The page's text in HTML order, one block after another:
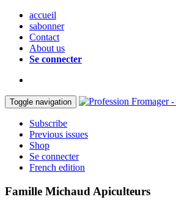
accueil
sabonner
Contact
About us
Se connecter
Toggle navigation
Subscribe
Previous issues
Shop
Se connecter
French edition
Famille Michaud Apiculteurs